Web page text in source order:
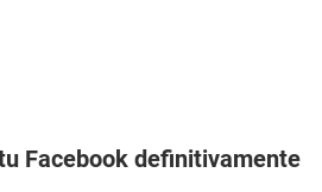
Facebook definitivamente